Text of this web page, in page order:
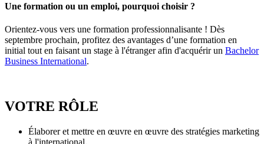
Une formation ou un emploi, pourquoi choisir ?
Orientez-vous vers une formation professionnalisante ! Dès
septembre prochain, profitez des avantages d’une formation en
initial tout en faisant un stage à l'étranger afin d'acquérir un Bachelor
Business International.
VOTRE RÔLE
Élaborer et mettre en œuvre en œuvre des stratégies marketing
à l'international.